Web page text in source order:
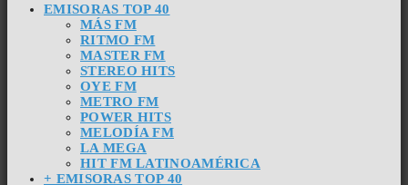
EMISORAS TOP 40
MÁS FM
RITMO FM
MASTER FM
STEREO HITS
OYE FM
METRO FM
POWER HITS
MELODÍA FM
LA MEGA
HIT FM LATINOAMÉRICA
+ EMISORAS TOP 40